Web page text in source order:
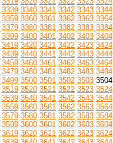
3339 3340 3341 3342 3343 3344
3359 3360 3361 3362 3363 3364
3379 3380 3381 3382 3383 3384
3399 3400 3401 3402 3403 3404
3419 3420 3421 3422 3423 3424
3439 3440 3441 3442 3443 3444
3459 3460 3461 3462 3463 3464
3479 3480 3481 3482 3483 3484
3499 3500 3501 3502 3503 3504
3519 3520 3521 3522 3523 3524
3539 3540 3541 3542 3543 3544
3559 3560 3561 3562 3563 3564
3579 3580 3581 3582 3583 3584
3599 3600 3601 3602 3603 3604
3619 3620 3621 3622 3623 3624